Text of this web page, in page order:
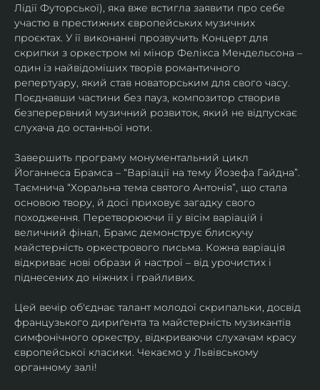
Лідії Футорської), яка вже встигла заявити про себе
участю в престижних європейських музичних
проєктах. У її виконанні прозвучить Концерт для
скрипки з оркестром мі мінор Фелікса Мендельсона –
один із найвідоміших творів романтичного
репертуару, який став новаторським для свого часу.
Поєднавши частини без пауз, композитор створив
безперервний музичний розвиток, який не відпускає
слухача до останньої ноти.
Завершить програму монументальний цикл
Йоганнеса Брамса – “Варіації на тему Йозефа Гайдна”.
Таємнича “Хоральна тема святого Антонія”, що стала
основою твору, й досі приховує загадку свого
походження. Перетворюючи її у вісім варіацій і
величний фінал, Брамс демонструє блискучу
майстерність оркестрового письма. Кожна варіація
відкриває нові образи й настрої – від урочистих і
піднесених до ніжних і грайливих.
Цей вечір об'єднає талант молодої скрипальки, досвід
французького дириґента та майстерність музикантів
симфонічного оркестру, відкриваючи слухачам красу
європейської класики. Чекаємо у Львівському
органному залі!